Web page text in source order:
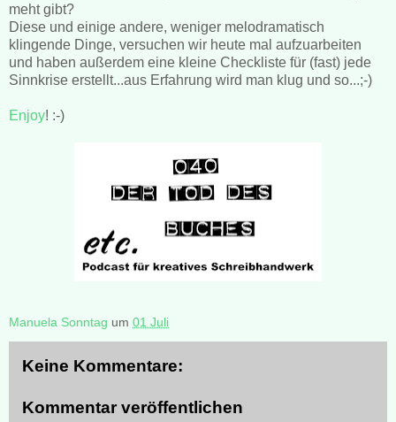
meht gibt?
Diese und einige andere, weniger melodramatisch
klingende Dinge, versuchen wir heute mal aufzuarbeiten
und haben außerdem eine kleine Checkliste für (fast) jede
Sinnkrise erstellt...aus Erfahrung wird man klug und so...;-)
Enjoy! :-)
Manuela Sonntag um 01 Juli
Keine Kommentare:
Kommentar veröffentlichen